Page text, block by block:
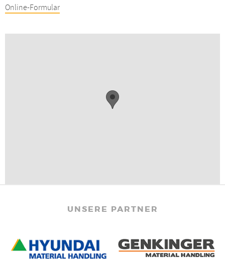
Online-Formular
UNSERE PARTNER